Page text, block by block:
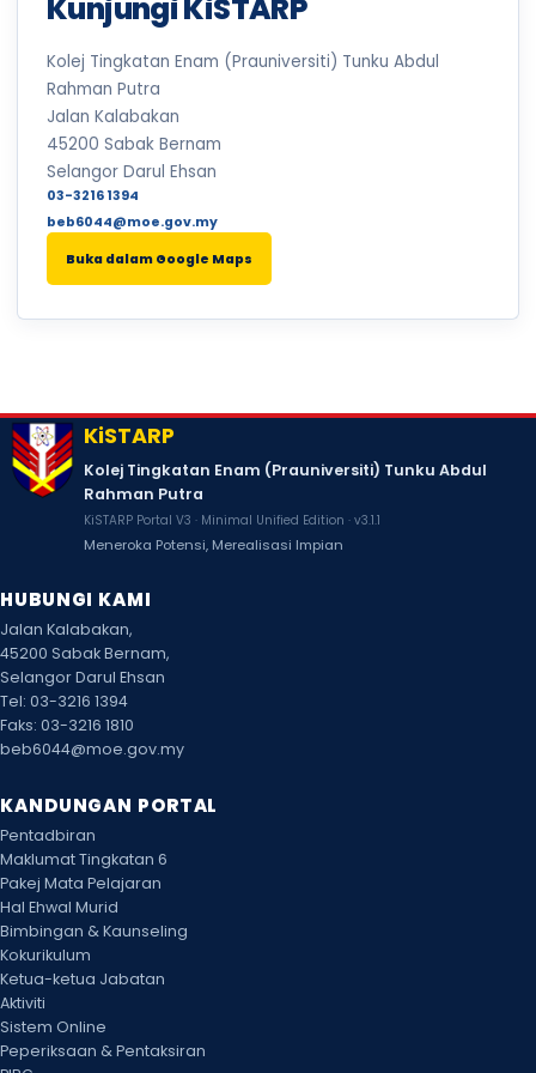
22
2026
LARIAN MERDEKA KiSTARP
SABTU
24
Ogos
CUTI PERISTIWA
ISNIN
25
Ogos
SELASA
Ogos
KHAMIS
Ogos
2026
JUMAAT · 7.30PAGI - 8.00PAGI · DEWAN STAR PUTRA & MAKMAL BIOLOGI
29
2026
CUTI SEKOLAH
Ogos
2026
AHAD
31
Ogos
2026
HARI KEBANGSAAN
ISNIN
Kunjungi KiSTARP
Kolej Tingkatan Enam (Prauniversiti) Tunku Abdul
Rahman Putra
Jalan Kalabakan
45200 Sabak Bernam
Selangor Darul Ehsan
03-3216 1394
beb6044@moe.gov.my
Buka dalam Google Maps
KiSTARP
Kolej Tingkatan Enam (Prauniversiti) Tunku Abdul
Rahman Putra
KiSTARP Portal V3 · Minimal Unified Edition · v3.1.1
Meneroka Potensi, Merealisasi Impian
HUBUNGI KAMI
Jalan Kalabakan,
45200 Sabak Bernam,
Selangor Darul Ehsan
Tel: 03-3216 1394
Faks: 03-3216 1810
beb6044@moe.gov.my
KANDUNGAN PORTAL
Pentadbiran
Maklumat Tingkatan 6
Pakej Mata Pelajaran
Hal Ehwal Murid
Bimbingan & Kaunseling
Kokurikulum
Ketua-ketua Jabatan
Aktiviti
Sistem Online
Peperiksaan & Pentaksiran